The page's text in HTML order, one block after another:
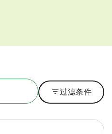
filter_list过滤条件